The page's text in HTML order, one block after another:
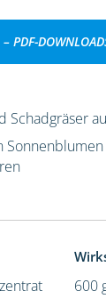
– PDF-
Schadgräser
600